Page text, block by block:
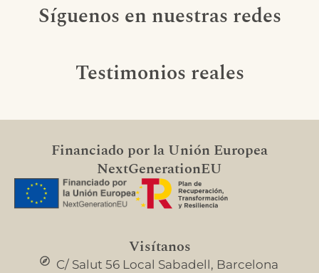
Síguenos en nuestras redes
Testimonios reales
Financiado por la Unión Europea
NextGenerationEU
Visítanos
C/ Salut 56 Local Sabadell, Barcelona